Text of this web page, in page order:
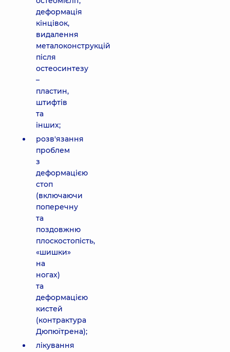
деформація
кінцівок,
видалення
металоконструкцій
після
остеосинтезу
–
пластин,
штифтів
та
інших;
розв'язання
проблем
з
деформацією
стоп
(включаючи
поперечну
та
поздовжню
плоскостопість,
«шишки»
на
ногах)
та
деформацією
кистей
(контрактура
Дюпюїтрена);
лікування